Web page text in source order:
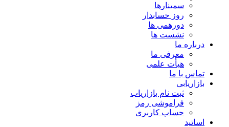
سمینارها
روز حسابدار
دورهمی ها
نشست ها
درباره ما
معرفی ما
هیأت علمی
تماس با ما
بازاریابی
ثبت نام بازاریاب
فراموشی رمز
حساب کاربری
اساتید